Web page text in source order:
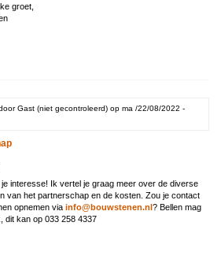
groet,
Gast (niet gecontroleerd)op ma /22/08/2022 -
interesse! Ik vertel je graag meer over de diverse
van het partnerschap en de kosten. Zou je contact
opnemen via info@bouwstenen.nl? Bellen mag
dit kan op 033 258 4337